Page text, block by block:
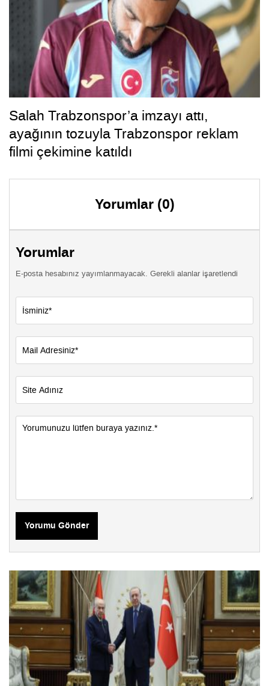
Salah Trabzonspor’a imzayı attı,
ayağının tozuyla Trabzonspor reklam
filmi çekimine katıldı
Yorumlar (0)
Yorumlar
E-posta hesabınız yayımlanmayacak. Gerekli alanlar işaretlendi
Yorumu Gönder